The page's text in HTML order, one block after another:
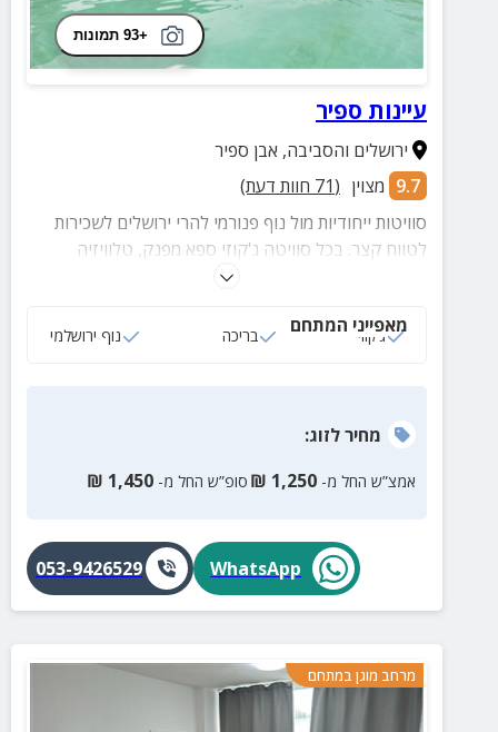
+93 תמונות
עיינות ספיר
ירושלים והסביבה, אבן ספיר
9.7 מצוין (
71 חוות דעת)
סוויטות ייחודיות מול נוף פנורמי להרי ירושלים לשכירות
לטווח קצר. בכל סוויטה ג'קוזי ספא מפנק, טלוויזיה
בכבלים, מטבח מאובזר, מכונת אספרסו, ריהוט גן ומרפסת
מאפייני המתחם
ג‘קוזי בריכה נוף ירושלמי
מחירלזוג:
אמצ”ש החל מ- 1,250
₪ סופ”ש החל מ- 1,450
₪
WhatsApp
053-9426529
מרחב מוגן במתחם